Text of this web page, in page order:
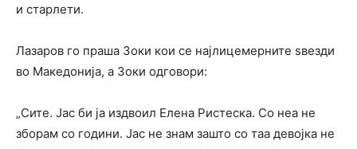
и старлети.
Лазаров го праша Зоки кои се најлицемерните ѕвезди
во Македонија, а Зоки одговори:
„Сите. Јас би ја издвоил Елена Ристеска. Со неа не
зборам со години. Јас не знам зашто со таа девојка не